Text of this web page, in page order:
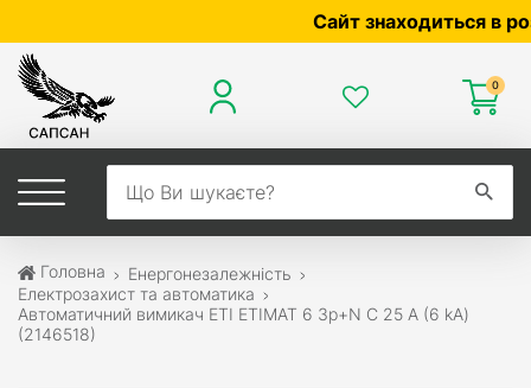
Сайт знаходиться в
0
Головна
Енергонезалежність
Електрозахист та автоматика
Автоматичний вимикач ETI ETIMAT 6 3p+N C 25 А (6 kA)
(2146518)